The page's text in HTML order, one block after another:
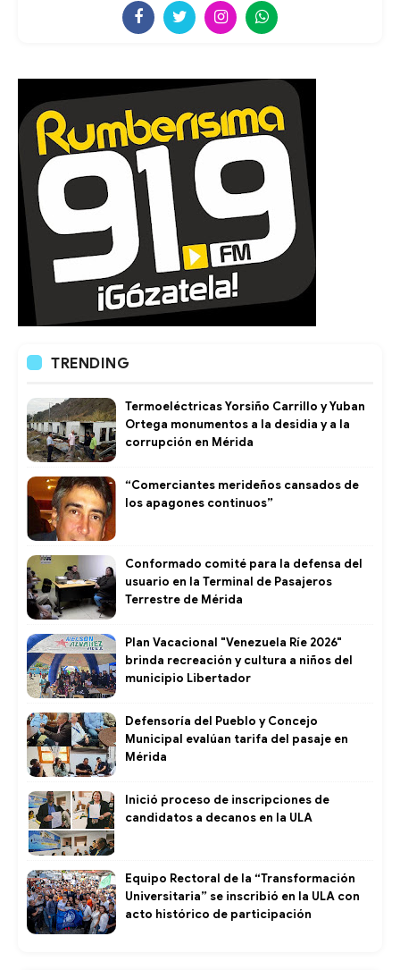
TRENDING
Termoeléctricas Yorsiño Carrillo y Yuban
Ortega monumentos a la desidia y a la
corrupción en Mérida
“Comerciantes merideños cansados de
los apagones continuos”
Conformado comité para la defensa del
usuario en la Terminal de Pasajeros
Terrestre de Mérida
Plan Vacacional "Venezuela Ríe 2026"
brinda recreación y cultura a niños del
municipio Libertador
Defensoría del Pueblo y Concejo
Municipal evalúan tarifa del pasaje en
Mérida
Inició proceso de inscripciones de
candidatos a decanos en la ULA
Equipo Rectoral de la “Transformación
Universitaria” se inscribió en la ULA con
acto histórico de participación